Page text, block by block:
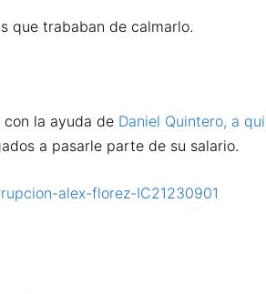
que trababan de calmarlo.
la ayuda de Daniel Quintero, a
a pasarle parte de su salario.
alex-florez-IC21230901